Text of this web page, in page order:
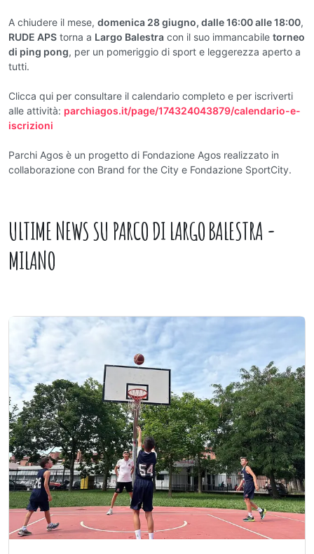
A chiudere il mese, domenica 28 giugno, dalle 16:00 alle 18:00,
RUDE APS torna a Largo Balestra con il suo immancabile torneo
di ping pong, per un pomeriggio di sport e leggerezza aperto a
tutti.
Clicca qui per consultare il calendario completo e per iscriverti
alle attività: parchiagos.it/page/174324043879/calendario-e-
iscrizioni
Parchi Agos è un progetto di Fondazione Agos realizzato in
collaborazione con Brand for the City e Fondazione SportCity.
ULTIME NEWS SU PARCO DI LARGO BALESTRA -
MILANO